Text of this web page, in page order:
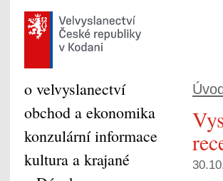
Úvod
o velvyslanectví
obchod a ekonomika
konzulární informace
kultura a krajané